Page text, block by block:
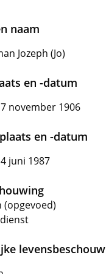
naam
Jozeph (Jo)
en -datum
november 1906
en -datum
juni 1987
(opgevoed)